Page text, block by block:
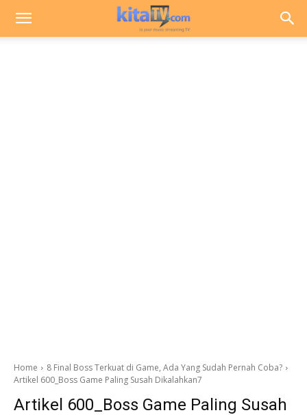
Home
8 Final Boss Terkuat di Game, Ada Yang Sudah Pernah Coba?
Artikel 600_Boss Game Paling Susah Dikalahkan7
Artikel 600_Boss Game Paling Susah